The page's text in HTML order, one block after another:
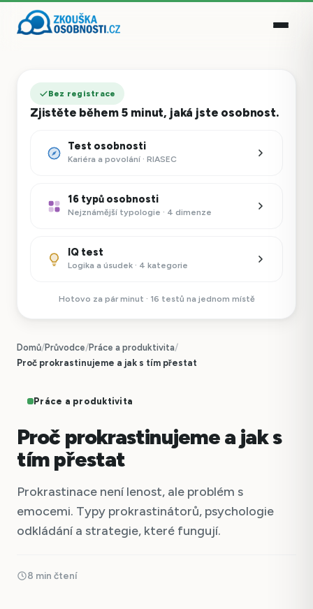
Bez registrace
Zjistěte během 5 minut, jaká jste osobnost.
Test osobnosti
Kariéra a povolání · RIASEC
16 typů osobnosti
Nejznámější typologie · 4 dimenze
IQ test
Logika a úsudek · 4 kategorie
Hotovo za pár minut · 16 testů na jednom místě
Domů/Průvodce/Práce a produktivita/
Proč prokrastinujeme a jak s tím přestat
Práce a produktivita
Proč prokrastinujeme a jak s
tím přestat
Prokrastinace není lenost, ale problém s
emocemi. Typy prokrastinátorů, psychologie
odkládání a strategie, které fungují.
8 min čtení